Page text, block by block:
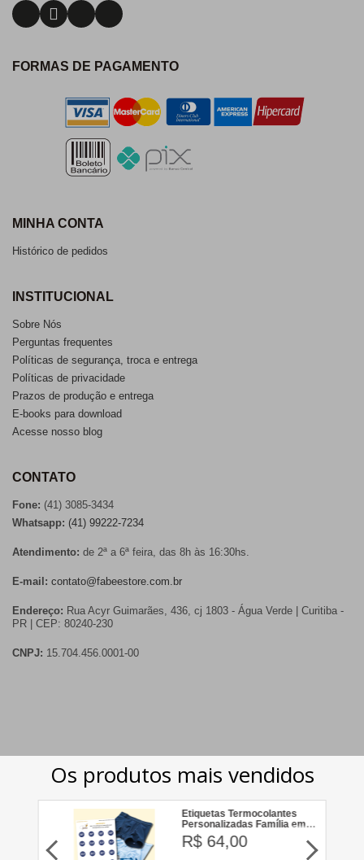
FORMAS DE PAGAMENTO
MINHA CONTA
Histórico de pedidos
INSTITUCIONAL
Sobre Nós
Perguntas frequentes
Políticas de segurança, troca e entrega
Políticas de privacidade
Prazos de produção e entrega
E-books para download
Acesse nosso blog
CONTATO
Fone: (41) 3085-3434
Whatsapp: (41) 99222-7234
Atendimento: de 2ª a 6ª feira, das 8h às 16:30hs.
E-mail: contato@fabeestore.com.br
Endereço: Rua Acyr Guimarães, 436, cj 1803 - Água Verde | Curitiba -
PR | CEP: 80240-230
CNPJ: 15.704.456.0001-00